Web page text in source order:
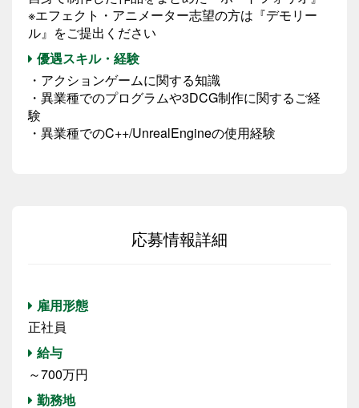
※エフェクト・アニメーター志望の方は『デモリー
ル』をご提出ください
優遇スキル・経験
・アクションゲームに関する知識
・異業種でのプログラムや3DCG制作に関するご経
験
・異業種でのC++/UnrealEngineの使用経験
応募情報詳細
雇用形態
正社員
給与
～700万円
勤務地